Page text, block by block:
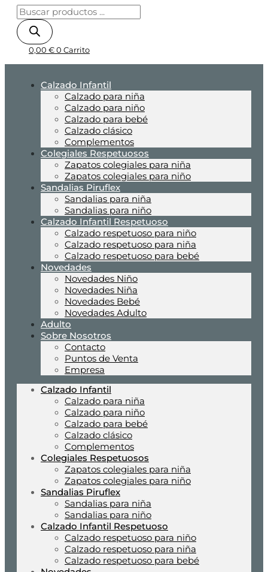
0,00 € 0 Carrito
Calzado Infantil
Calzado para niña
Calzado para niño
Calzado para bebé
Calzado clásico
Complementos
Colegiales Respetuosos
Zapatos colegiales para niña
Zapatos colegiales para niño
Sandalias Piruflex
Sandalias para niña
Sandalias para niño
Calzado Infantil Respetuoso
Calzado respetuoso para niño
Calzado respetuoso para niña
Calzado respetuoso para bebé
Novedades
Novedades Niño
Novedades Niña
Novedades Bebé
Novedades Adulto
Adulto
Sobre Nosotros
Contacto
Puntos de Venta
Empresa
Calzado Infantil
Calzado para niña
Calzado para niño
Calzado para bebé
Calzado clásico
Complementos
Colegiales Respetuosos
Zapatos colegiales para niña
Zapatos colegiales para niño
Sandalias Piruflex
Sandalias para niña
Sandalias para niño
Calzado Infantil Respetuoso
Calzado respetuoso para niño
Calzado respetuoso para niña
Calzado respetuoso para bebé